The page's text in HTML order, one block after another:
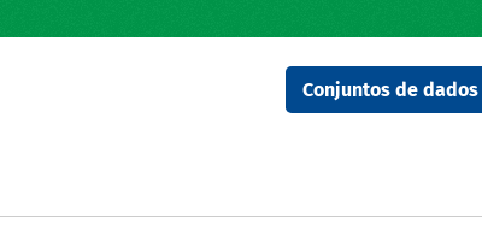
Conjuntos de dados